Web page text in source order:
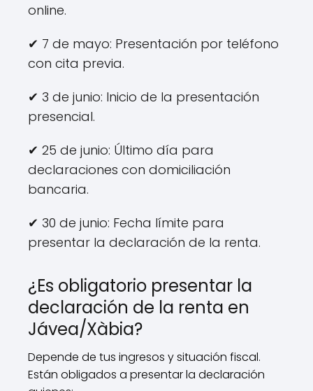
online.
✔ 7 de mayo: Presentación por teléfono
con cita previa.
✔ 3 de junio: Inicio de la presentación
presencial.
✔ 25 de junio: Último día para
declaraciones con domiciliación
bancaria.
✔ 30 de junio: Fecha límite para
presentar la declaración de la renta.
¿Es obligatorio presentar la
declaración de la renta en
Jávea/Xàbia?
Depende de tus ingresos y situación fiscal.
Están obligados a presentar la declaración